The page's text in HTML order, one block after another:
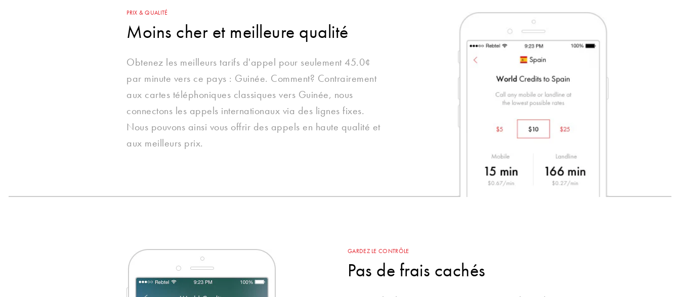
PRIX & QUALITÉ
Moins cher et meilleure qualité
Obtenez les meilleurs tarifs d'appel pour seulement 45.0¢
par minute vers ce pays : Guinée. Comment? Contrairement
aux cartes téléphoniques classiques vers Guinée, nous
connectons les appels internationaux via des lignes fixes.
Nous pouvons ainsi vous offrir des appels en haute qualité et
aux meilleurs prix.
GARDEZ LE CONTRÔLE
Pas de frais cachés